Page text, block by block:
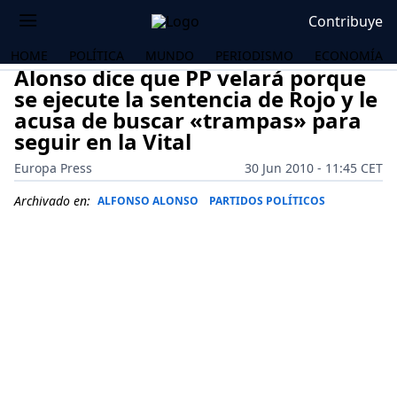
Contribuye
HOME POLÍTICA MUNDO PERIODISMO ECONOMÍA
Alonso dice que PP velará porque
se ejecute la sentencia de Rojo y le
acusa de buscar «trampas» para
seguir en la Vital
Europa Press
30 Jun 2010 - 11:45 CET
Archivado en: ALFONSO ALONSO PARTIDOS POLÍTICOS